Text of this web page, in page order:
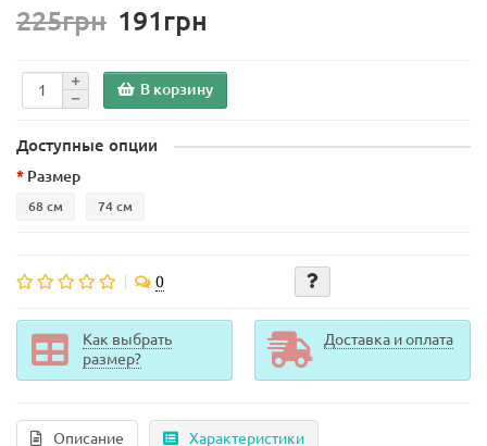
225грн 191грн
В корзину
Доступные опции
Размер
68 см 74 см
0
Как выбрать
размер?
Доставка и оплата
Описание Характеристики